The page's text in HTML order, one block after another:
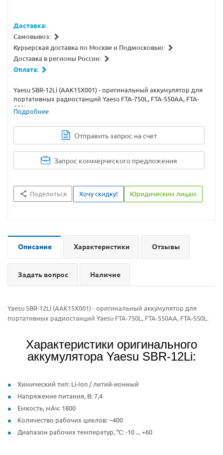
Доставка:
Самовывоз:
Курьерская доставка по Москве и Подмосковью:
Доставка в регионы России:
Оплата:
Yaesu SBR-12Li (AAK15X001) - оригинальный аккумулятор для
портативных радиостанций Yaesu FTA-750L, FTA-550AA, FTA-
550L.
Подробнее
Отправить запрос на счет
Запрос коммерческого предложения
Поделиться Хочу скидку! Юридическим лицам
Описание Характеристики Отзывы
Задать вопрос Наличие
Yaesu SBR-12Li (AAK15X001) - оригинальный аккумулятор для
портативных радиостанций Yaesu FTA-750L, FTA-550AA, FTA-550L.
Характеристики оригинального
аккумулятора Yaesu SBR-12Li:
Химический тип: Li-Ion / литий-ионный
Напряжение питания, В: 7,4
Емкость, мАч: 1800
Количество рабочих циклов: ~400
Диапазон рабочих температур, °С: -10 ... +60